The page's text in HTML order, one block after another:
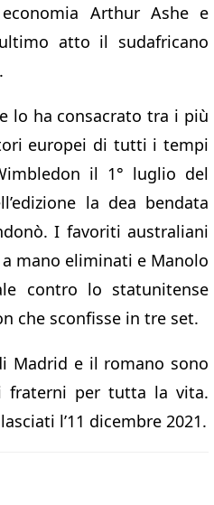
Arthur Ashe e
atto il sudafricano
lo ha consacrato tra i più
europei di tutti i tempi
il 1° luglio del
la dea bendata
I favoriti australiani
mano eliminati e Manolo
contro lo statunitense
che sconfisse in tre set.
Madrid e il romano sono
fraterni per tutta la vita.
l’11 dicembre 2021.